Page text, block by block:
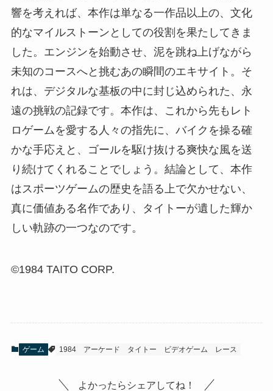
響を考えれば、本作は単なる一作品以上の、文化
的なマイルストーンとしての役割を果たしてきま
した。エンジンを始動させ、泥を跳ね上げながら
未知のコースへと挑むあの瞬間のエキサイト。そ
れは、デジタルな基板の中に封じ込められた、永
遠の挑戦の記録です。本作は、これから先もレト
ロゲームを愛する人々の指先に、バイクを操る確
かな手応えと、ゴールを駆け抜ける爽快な風を送
り続けてくれることでしょう。結論として、本作
はスポーツゲームの歴史を語る上で欠かせない、
真に価値ある名作であり、タイトーが遺した輝か
しい軌跡の一つなのです。
©1984 TAITO CORP.
ゲーム 1984 アーケード タイトー ビデオゲーム レース
よかったらシェアしてね！